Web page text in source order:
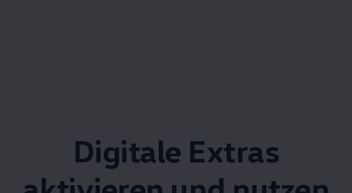
Digitale Extras